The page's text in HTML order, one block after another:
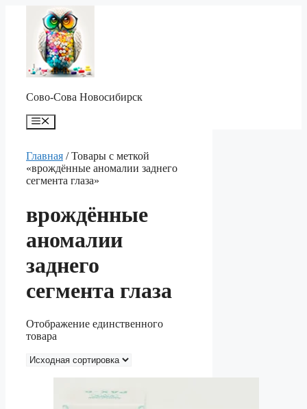
содержимому
Сово-Сова Новосибирск
Меню
Главная / Товары с меткой
«врождённые аномалии заднего
сегмента глаза»
врождённые
аномалии
заднего
сегмента глаза
Отображение единственного
товара